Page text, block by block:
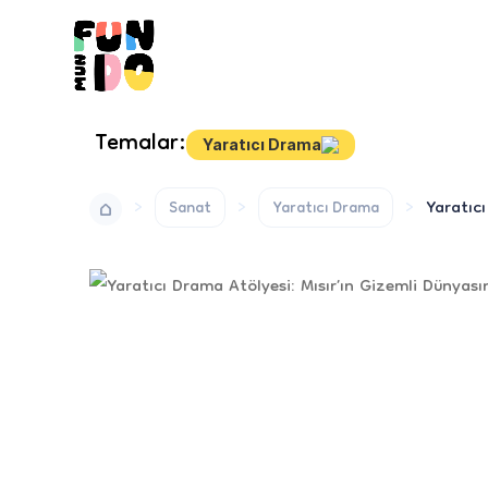
Temalar: Yaratıcı Drama
Sanat Yaratıcı Drama